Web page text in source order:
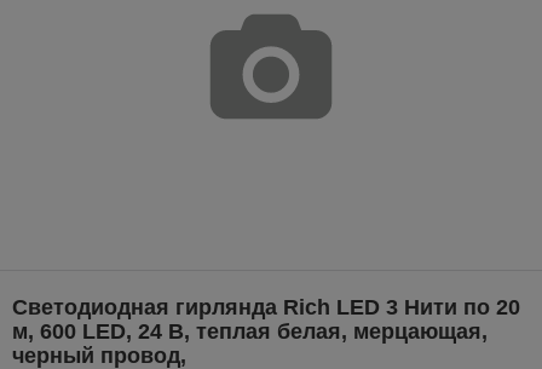
Светодиодная гирлянда Rich LED 3 Нити по 20
м, 600 LED, 24 В, теплая белая, мерцающая,
черный провод,